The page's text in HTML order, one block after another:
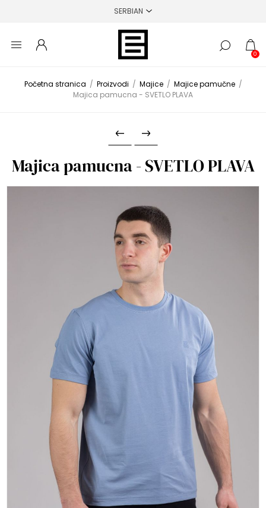
0
Početna stranica / Proizvodi / Majice / Majice pamučne /
Majica pamucna - SVETLO PLAVA
Majica pamucna - SVETLO PLAVA